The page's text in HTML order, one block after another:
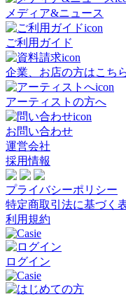
メディア&ニュース
ご利用ガイド
企業、お店の方はこち
アーティストの方へ
お問い合わせ
運営会社
採用情報
プライバシーポリシー
特定商取引法に基づく
利用規約
ログイン